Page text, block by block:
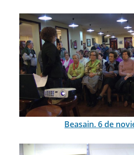
Beasain. 6 de